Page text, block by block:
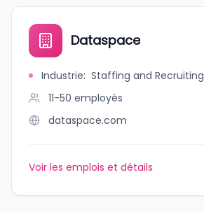
Dataspace
Industrie: Staffing and Recruiting
11-50 employés
dataspace.com
Voir les emplois et détails